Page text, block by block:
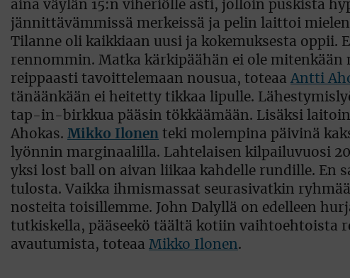
aina väylän 15:n viheriölle asti, jolloin puskista
jännittävämmissä merkeissä ja pelin laittoi
Tilanne oli kaikkiaan uusi ja kokemuksesta oppii.
rennommin. Matka kärkipäähän ei ole
reippaasti tavoittelemaan nousua, toteaa Antti
tänäänkään ei heitetty tikkaa lipulle.
tap-in-birkkua pääsin tökkäämään. Lisäksi
Ahokas. Mikko Ilonen teki molempina päivinä
lyönnin marginaalilla. Lahtelaisen kilpailuvuosi
yksi lost ball on aivan liikaa kahdelle rundille. En
tulosta. Vaikka ihmismassat seurasivatkin
nosteita toisillemme. John Dalyllä on edelleen
tutkiskella, pääseekö täältä kotiin vaihtoehtoista
avautumista, toteaa Mikko Ilonen.